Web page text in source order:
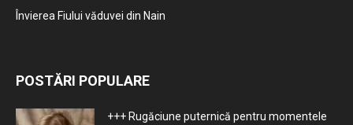
Învierea Fiului văduvei din Nain
POSTĂRI POPULARE
+++ Rugăciune puternică pentru momentele